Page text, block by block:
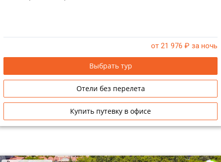
от 21 976 ₽ за ночь
Выбрать тур
Отели без перелета
Купить путевку в офисе